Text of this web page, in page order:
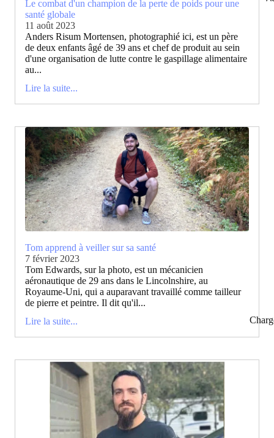
Le combat d'un champion de la perte de poids pour une
santé globale
11 août 2023
Anders Risum Mortensen, photographié ici, est un père
de deux enfants âgé de 39 ans et chef de produit au sein
d'une organisation de lutte contre le gaspillage alimentaire
au...
Lire la suite...
Tom apprend à veiller sur sa santé
7 février 2023
Tom Edwards, sur la photo, est un mécanicien
aéronautique de 29 ans dans le Lincolnshire, au
Royaume-Uni, qui a auparavant travaillé comme tailleur
de pierre et peintre. Il dit qu'il...
Lire la suite...